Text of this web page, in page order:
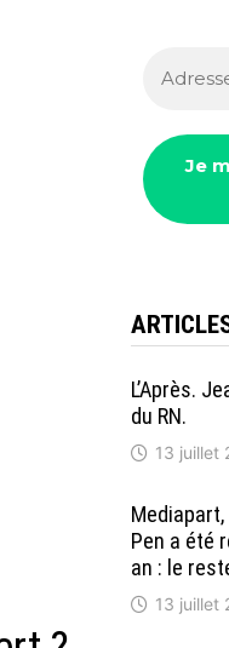
L’Après.
du RN.
13 juillet
Pen a été
an : le
13 juillet